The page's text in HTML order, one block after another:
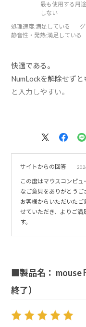
最も使用する用
しない
処理速度:満足している
静音性・発熱:満足している
快適である。
NumLockを解除せず
と入力しやすい。
サイトからの回答
この度はマウスコンピ
なご意見をありがとうご
お客様からいただいたご
せていただき、よりご満
す。
■製品名： mouse
終了）